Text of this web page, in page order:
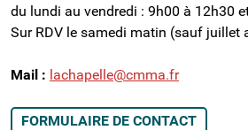
du lundi au vendredi : 9h00 à 12h30
Sur RDV le samedi matin (sauf juillet
Mail : lachapelle@cmma.fr
FORMULAIRE DE CONTACT